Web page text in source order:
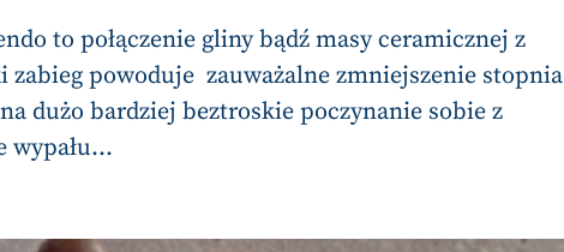
to połączenie gliny bądź masy ceramicznej z
powoduje zauważalne zmniejszenie stopnia
dużo bardziej beztroskie poczynanie sobie z
wypału...